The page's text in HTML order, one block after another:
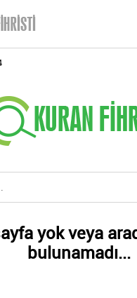
yok veya
bulunamadı...